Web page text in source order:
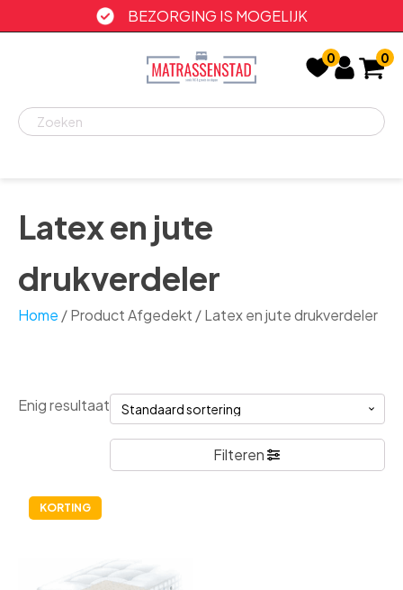
BEZORGING IS MOGELIJK
0 0
Latex en jute
drukverdeler
Home / Product Afgedekt / Latex en jute drukverdeler
Enig resultaat
Filteren
KORTING